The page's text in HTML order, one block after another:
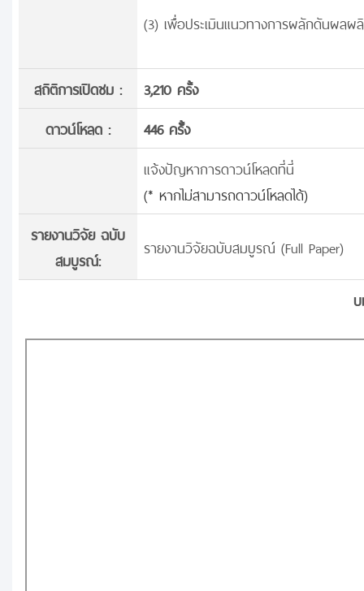
(3) เพื่อประเมินแนวทางการผลักดันผลผ
สถิติการเปิดชม :
3,210 ครั้ง
ดาวน์โหลด :
446 ครั้้ง
แจ้งปัญหาการดาวน์โหลดที่นี่
(* หากไม่สามารถดาวน์โหลดได้)
รายงานวิจัย ฉบับ
สมบูรณ์:
รายงานวิจัยฉบับสมบูรณ์ (Full Paper)